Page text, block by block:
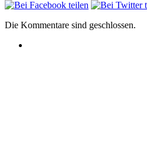
Die Kommentare sind geschlossen.